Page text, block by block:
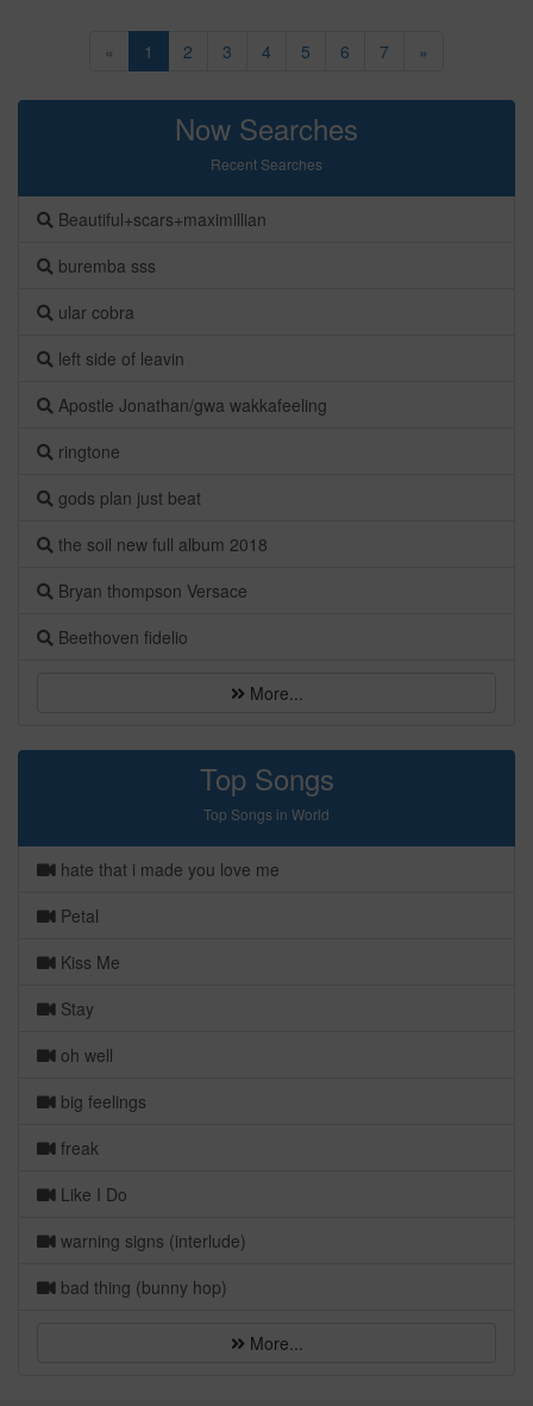
« 1 2 3 4 5 6 7 »
Now Searches
Recent Searches
Beautiful+scars+maximillian
buremba sss
ular cobra
left side of leavin
Apostle Jonathan/gwa wakkafeeling
ringtone
gods plan just beat
the soil new full album 2018
Bryan thompson Versace
Beethoven fidelio
More...
Top Songs
Top Songs in World
hate that i made you love me
Petal
Kiss Me
Stay
oh well
big feelings
freak
Like I Do
warning signs (interlude)
bad thing (bunny hop)
More...